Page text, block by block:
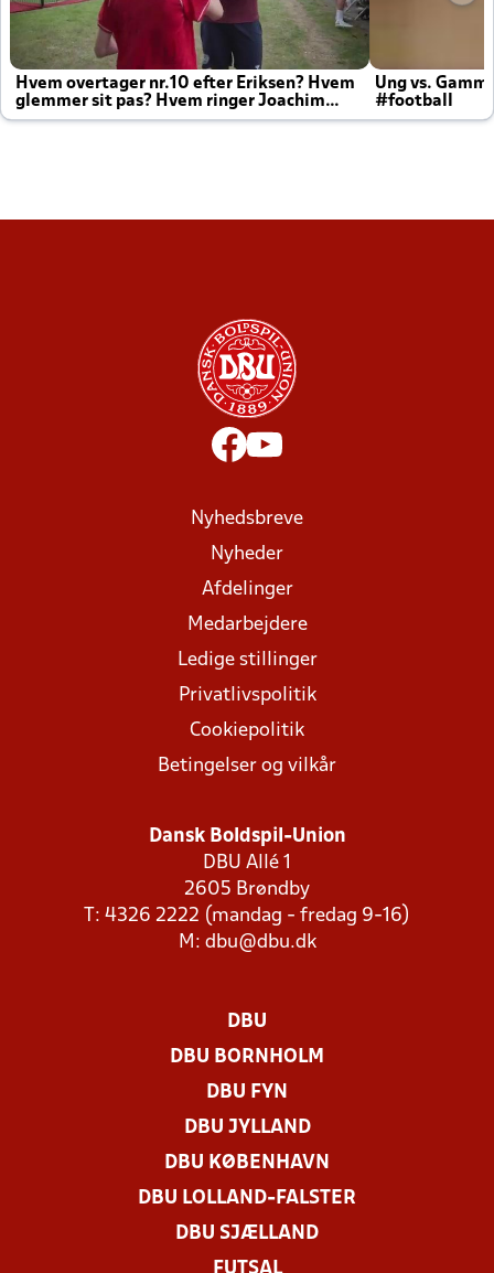
Hvem overtager nr.10 efter Eriksen? Hvem
glemmer sit pas? Hvem ringer Joachim
altid til efter kampe?
Ung vs.
#football
Nyhedsbreve
Nyheder
Afdelinger
Medarbejdere
Ledige stillinger
Privatlivspolitik
Cookiepolitik
Betingelser og vilkår
Dansk Boldspil-Union
DBU Allé 1
2605 Brøndby
T: 4326 2222 (mandag - fredag 9-16)
M: dbu@dbu.dk
DBU
DBU BORNHOLM
DBU FYN
DBU JYLLAND
DBU KØBENHAVN
DBU LOLLAND-FALSTER
DBU SJÆLLAND